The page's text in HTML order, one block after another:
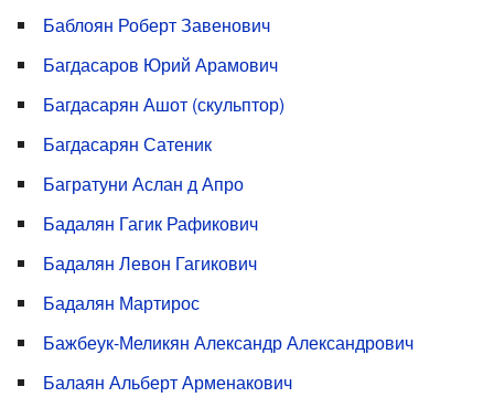
Баблоян Роберт Завенович
Багдасаров Юрий Арамович
Багдасарян Ашот (скульптор)
Багдасарян Сатеник
Багратуни Аслан д Апро
Бадалян Гагик Рафикович
Бадалян Левон Гагикович
Бадалян Мартирос
Бажбеук-Меликян Александр Александрович
Балаян Альберт Арменакович